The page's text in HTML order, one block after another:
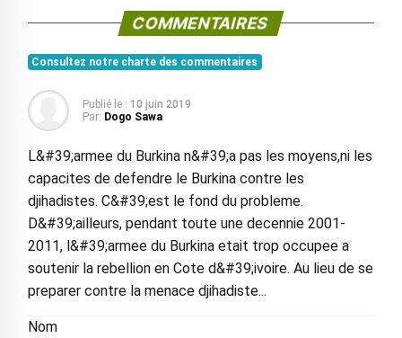
COMMENTAIRES
Consultez notre charte des commentaires
Publié le : 10 juin 2019
Par: Dogo Sawa
L&#39;armee du Burkina n&#39;a pas les moyens,ni les
capacites de defendre le Burkina contre les
djihadistes. C&#39;est le fond du probleme.
D&#39;ailleurs, pendant toute une decennie 2001-
2011, l&#39;armee du Burkina etait trop occupee a
soutenir la rebellion en Cote d&#39;ivoire. Au lieu de se
preparer contre la menace djihadiste...
Nom